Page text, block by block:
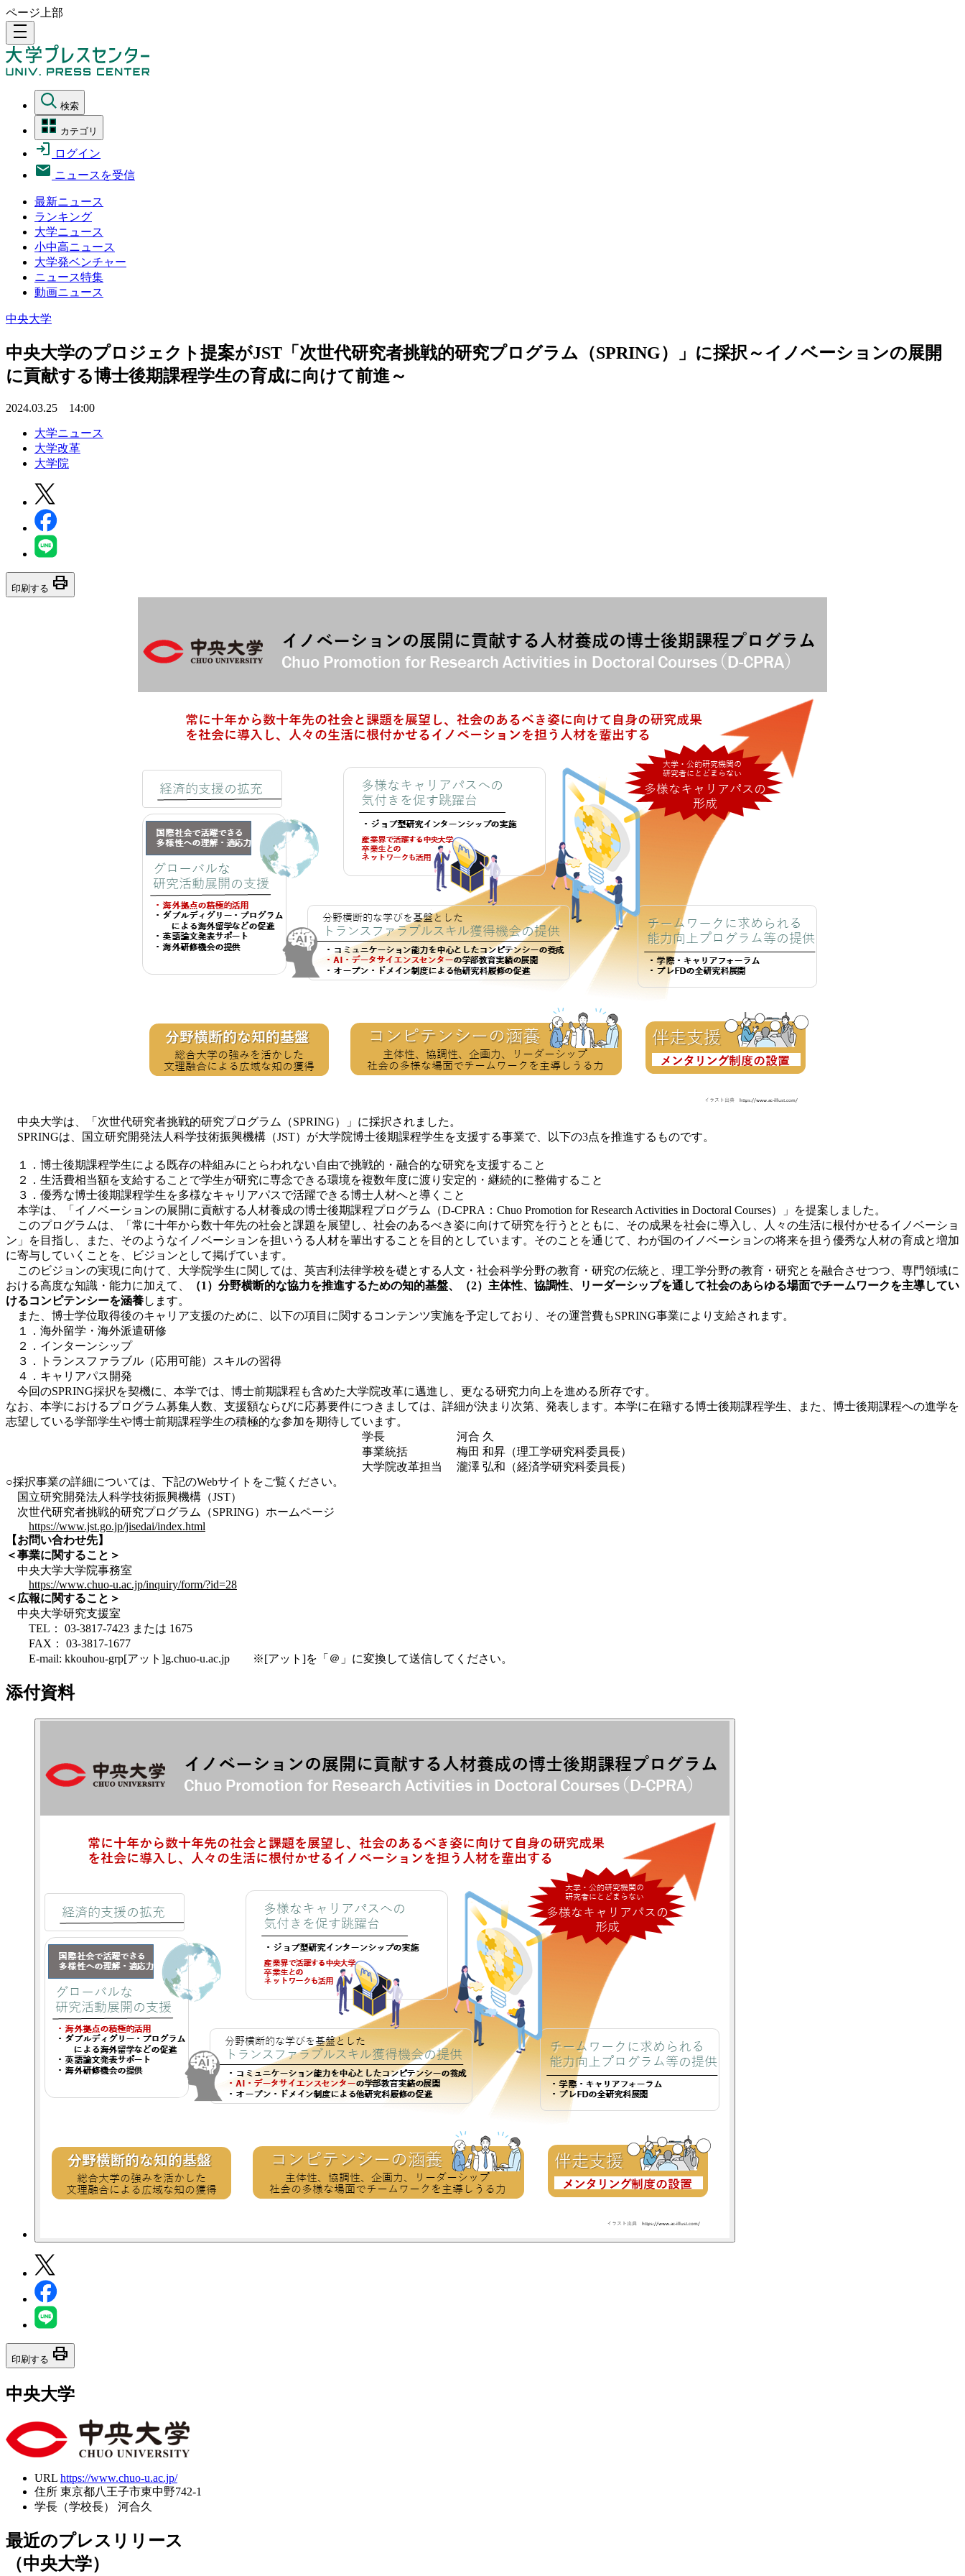
ページ上部
density_medium
検索
カテゴリ
ログイン
ニュースを受信
最新ニュース
ランキング
大学ニュース
小中高ニュース
大学発ベンチャー
ニュース特集
動画ニュース
中央大学
中央大学のプロジェクト提案がJST「次世代研究者挑戦的研究プログラム（SPRING）」に採択～イノベーションの展開
に貢献する博士後期課程学生の育成に向けて前進～
2024.03.25 14:00
大学ニュース
大学改革
大学院
印刷する print
中央大学は、「次世代研究者挑戦的研究プログラム（SPRING）」に採択されました。
SPRINGは、国立研究開発法人科学技術振興機構（JST）が大学院博士後期課程学生を支援する事業で、以下の3点を推進するものです。
１．博士後期課程学生による既存の枠組みにとらわれない自由で挑戦的・融合的な研究を支援すること
２．生活費相当額を支給することで学生が研究に専念できる環境を複数年度に渡り安定的・継続的に整備すること
３．優秀な博士後期課程学生を多様なキャリアパスで活躍できる博士人材へと導くこと
本学は、「イノベーションの展開に貢献する人材養成の博士後期課程プログラム（D-CPRA：Chuo Promotion for Research Activities in Doctoral Courses）」を提案しました。
このプログラムは、「常に十年から数十年先の社会と課題を展望し、社会のあるべき姿に向けて研究を行うとともに、その成果を社会に導入し、人々の生活に根付かせるイノベーショ
ン」を目指し、また、そのようなイノベーションを担いうる人材を輩出することを目的としています。そのことを通じて、わが国のイノベーションの将来を担う優秀な人材の育成と増加
に寄与していくことを、ビジョンとして掲げています。
このビジョンの実現に向けて、大学院学生に関しては、英吉利法律学校を礎とする人文・社会科学分野の教育・研究の伝統と、理工学分野の教育・研究とを融合させつつ、専門領域に
おける高度な知識・能力に加えて、
（1）分野横断的な協力を推進するための知的基盤、（2）主体性、協調性、リーダーシップを通して社会のあらゆる場面でチームワークを主導してい
けるコンピテンシーを涵養します。
また、博士学位取得後のキャリア支援のために、以下の項目に関するコンテンツ実施を予定しており、その運営費もSPRING事業により支給されます。
１．海外留学・海外派遣研修
２．インターンシップ
３．トランスファラブル（応用可能）スキルの習得
４．キャリアパス開発
今回のSPRING採択を契機に、本学では、博士前期課程も含めた大学院改革に邁進し、更なる研究力向上を進める所存です。
なお、本学におけるプログラム募集人数、支援額ならびに応募要件につきましては、詳細が決まり次第、発表します。本学に在籍する博士後期課程学生、また、博士後期課程への進学を
志望している学部学生や博士前期課程学生の積極的な参加を期待しています。
学長 河合 久
事業統括 梅田 和昇 （理工学研究科委員長）
大学院改革担当 瀧澤 弘和（経済学研究科委員長）
○採択事業の詳細については、下記のWebサイトをご覧ください。
国立研究開発法人科学技術振興機構（JST）
次世代研究者挑戦的研究プログラム（SPRING）ホームページ
https://www.jst.go.jp/jisedai/index.html
【お問い合わせ先】
＜事業に関すること＞
中央大学大学院事務室
https://www.chuo-u.ac.jp/inquiry/form/?id=28
＜広報に関すること＞
中央大学研究支援室
TEL： 03-3817-7423 または 1675
FAX： 03-3817-1677
E-mail: kkouhou-grp[アット]g.chuo-u.ac.jp ※[アット]を「＠」に変換して送信してください。
添付資料
印刷する print
中央大学
URL https://www.chuo-u.ac.jp/
住所 東京都八王子市東中野742-1
学長（学校長）
河合久
最近のプレスリリース
（中央大学）